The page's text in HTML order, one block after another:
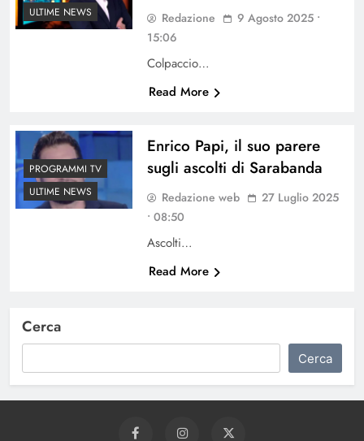
ULTIME NEWS
Redazione
9 Agosto 2025 •
15:06
Colpaccio…
Read More
PROGRAMMI TV
ULTIME NEWS
Enrico Papi, il suo parere
sugli ascolti di Sarabanda
Redazione web
27 Luglio 2025
• 08:50
Ascolti…
Read More
Cerca
Cerca